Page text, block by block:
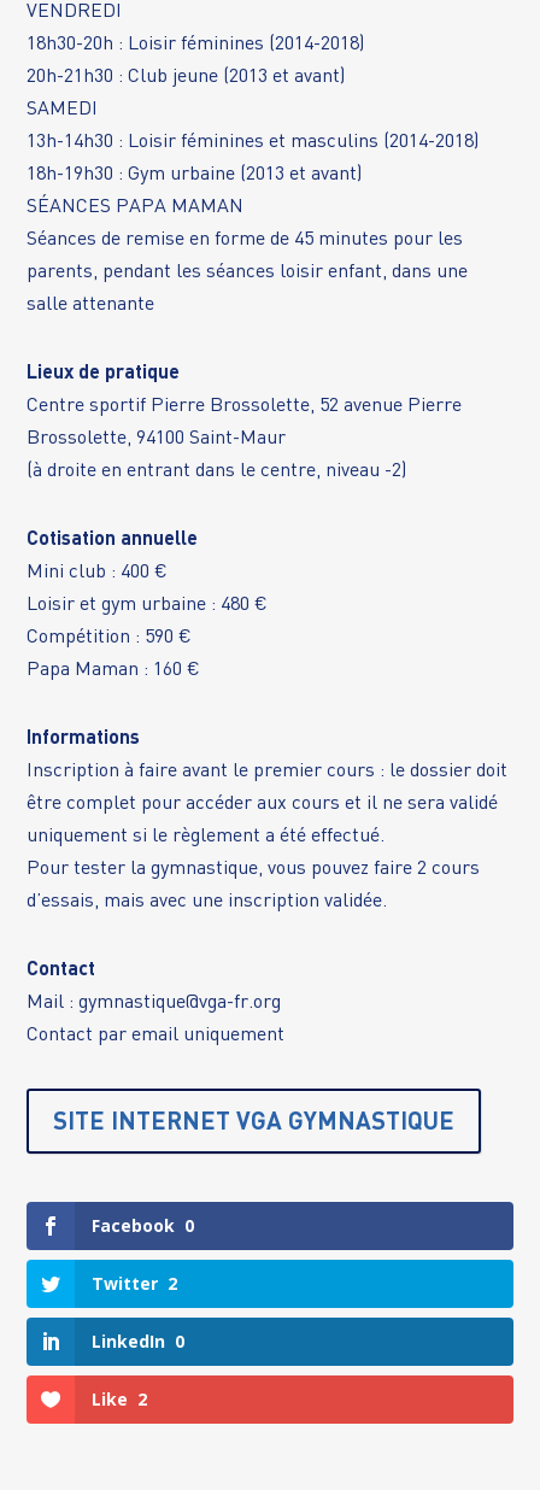
VENDREDI
18h30-20h : Loisir féminines (2014-2018)
20h-21h30 : Club jeune (2013 et avant)
SAMEDI
13h-14h30 : Loisir féminines et masculins (2014-2018)
18h-19h30 : Gym urbaine (2013 et avant)
SÉANCES PAPA MAMAN
Séances de remise en forme de 45 minutes pour les
parents, pendant les séances loisir enfant, dans une
salle attenante
Lieux de pratique
Centre sportif Pierre Brossolette, 52 avenue Pierre
Brossolette, 94100 Saint-Maur
(à droite en entrant dans le centre, niveau -2)
Cotisation annuelle
Mini club : 400 €
Loisir et gym urbaine : 480 €
Compétition : 590 €
Papa Maman : 160 €
Informations
Inscription à faire avant le premier cours : le dossier doit
être complet pour accéder aux cours et il ne sera validé
uniquement si le règlement a été effectué.
Pour tester la gymnastique, vous pouvez faire 2 cours
d’essais, mais avec une inscription validée.
Contact
Mail :gymnastique@vga-fr.org
Contact par email uniquement
SITE INTERNET VGA GYMNASTIQUE
Facebook 0
Twitter 2
LinkedIn 0
Like 2